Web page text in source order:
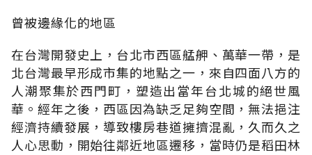
曾被邊緣化的地區
在台灣開發史上，台北市西區艋舺、萬華一帶，是
北台灣最早形成市集的地點之一，來自四面八方的
人潮聚集於西門町，塑造出當年台北城的絕世風
華。經年之後，西區因為缺乏足夠空間，無法挹注
經濟持續發展，導致樓房巷道擁擠混亂，久而久之
人心思動，開始往鄰近地區遷移，當時仍是稻田林